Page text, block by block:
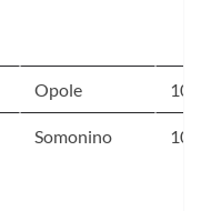
Opole 106
Somonino 103